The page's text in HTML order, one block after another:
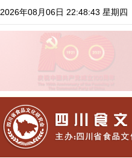
2026年08月06日 22:48:44 星期四